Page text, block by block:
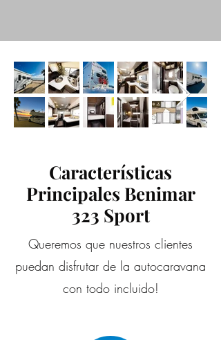
Características
Principales Benimar
323 Sport
Queremos que nuestros clientes
puedan disfrutar de la autocaravana
con todo incluido!